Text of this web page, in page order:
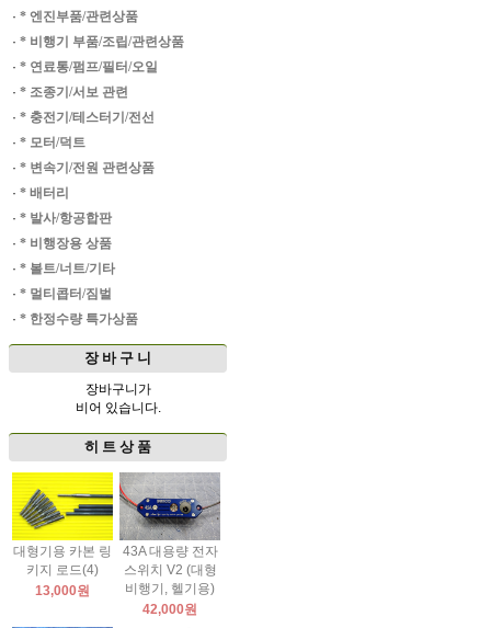
· * 엔진부품/관련상품
· * 비행기 부품/조립/관련상품
· * 연료통/펌프/필터/오일
· * 조종기/서보 관련
· * 충전기/테스터기/전선
· * 모터/덕트
· * 변속기/전원 관련상품
· * 배터리
· * 발사/항공합판
· * 비행장용 상품
· * 볼트/너트/기타
· * 멀티콥터/짐벌
· * 한정수량 특가상품
장 바 구 니
장바구니가
비어 있습니다.
히 트 상 품
대형기용 카본 링
키지 로드(4)
13,000원
43A 대용량 전자
스위치 V2 (대형
비행기, 헬기용)
42,000원